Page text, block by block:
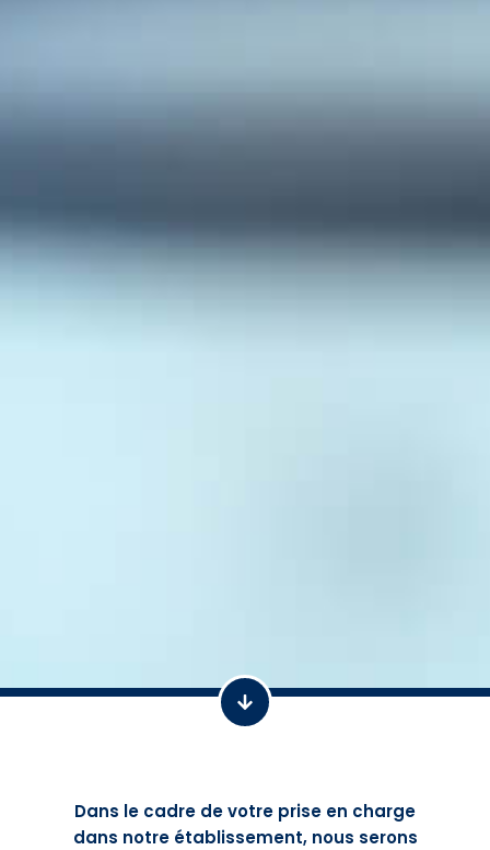
Dans le cadre de votre prise en charge
dans notre établissement, nous serons